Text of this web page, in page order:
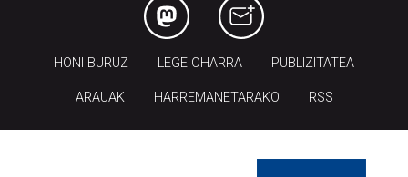
HONI BURUZ LEGE OHARRA PUBLIZITATEA
ARAUAK HARREMANETARAKO RSS